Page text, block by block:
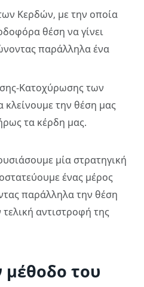
Κερδών, με την οποία
θέση να γίνει
παράλληλα ένα
Κατοχύρωσης των
την θέση μας
τα κέρδη μας.
μία στρατηγική
ένας μέρος
παράλληλα την θέση
αντιστροφή της
μέθοδο του